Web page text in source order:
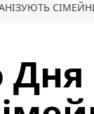
Дня